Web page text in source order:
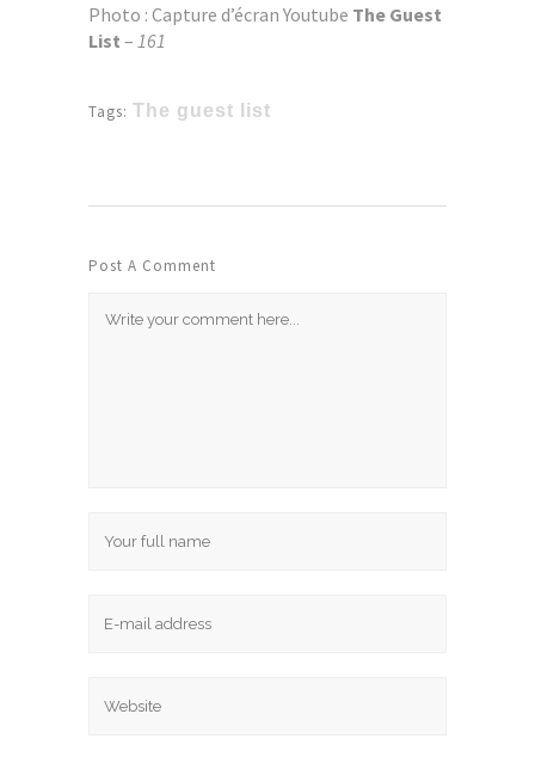
Photo : Capture d’écran Youtube The Guest
List – 161
Tags: The guest list
Post A Comment